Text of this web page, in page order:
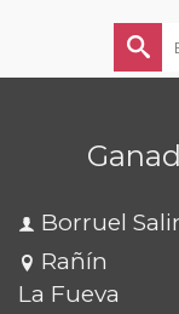
por:
Borruel
Rañín
La Fueva